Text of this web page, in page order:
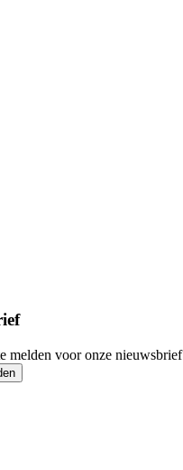
melden voor onze nieuwsbrief